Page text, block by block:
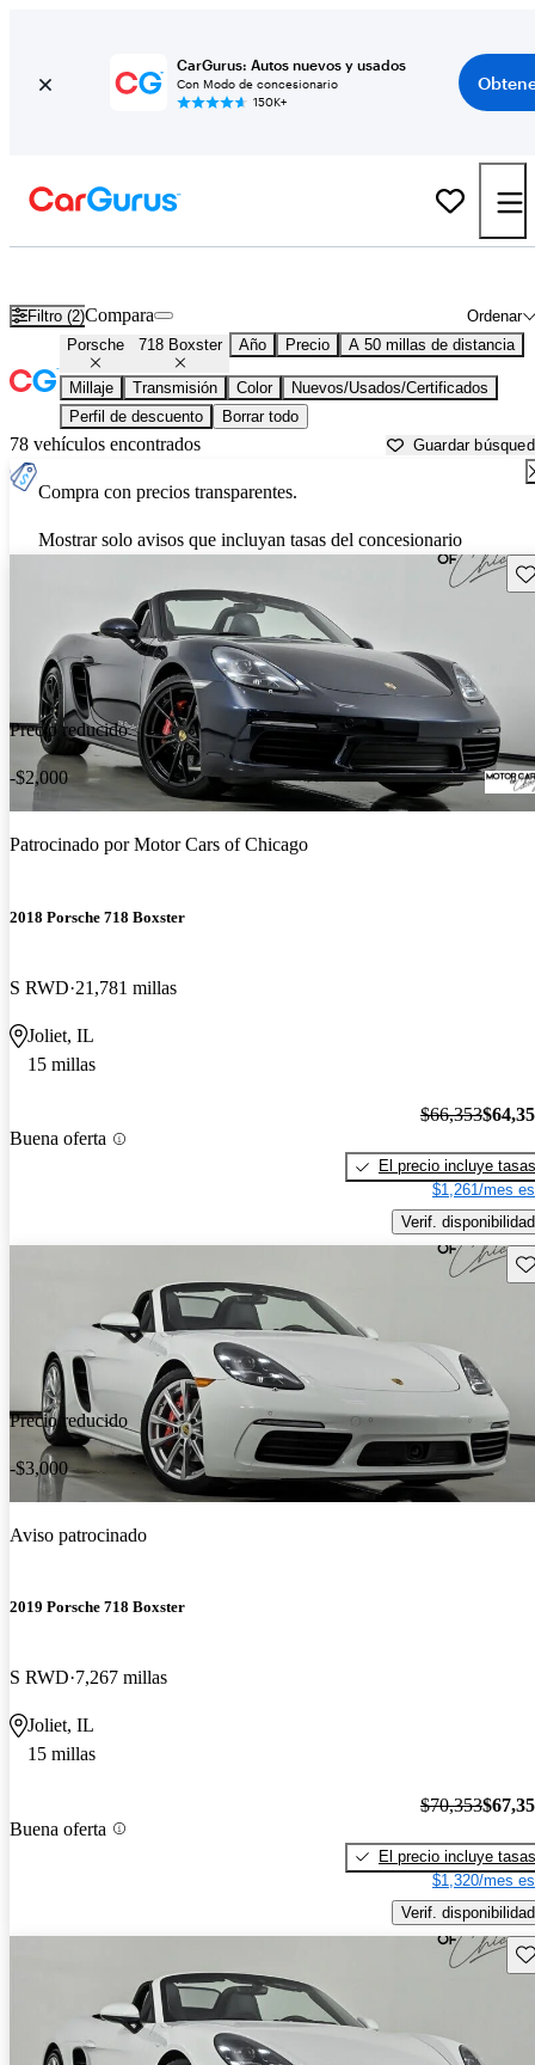
CarGurus: Autos nuevos y usados
Con Modo de concesionario
150K+
Filtro (2) Ordenar
Compara
Porsche 718 Boxster Año Precio A 50 millas de distancia
Millaje Transmisión Color
Nuevos/Usados/Certificados
Perfil de descuento
Borrar todo
78 vehículos encontrados Guardar
Compra con precios transparentes.
Mostrar solo avisos que incluyan tasas del concesionario
Precio reducido
-$2,000
Patrocinado porMotor Cars of Chicago
2018 Porsche 718 Boxster
S RWD 21,781 millas
Joliet, IL
15 millas
Buena oferta
$66,353
El precio incluye tasas
$1,261/mes
Verif. disponibilidad
Precio reducido
-$3,000
Aviso patrocinado
2019 Porsche 718 Boxster
S RWD 7,267 millas
Joliet, IL
15 millas
Buena oferta
$70,353
El precio incluye tasas
$1,320/mes
Verif. disponibilidad